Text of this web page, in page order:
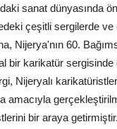
sanat dünyasında
çeşitli sergilerde
Nijerya'nın 60.
bir karikatür sergisinde
Nijeryalı
amacıyla
bir araya